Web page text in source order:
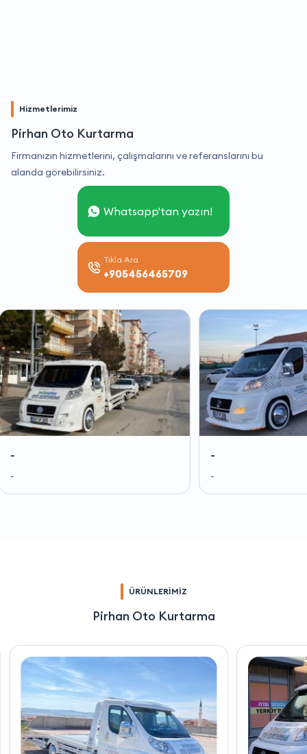
Hizmetlerimiz
Pirhan Oto Kurtarma
Firmanızın hizmetlerini, çalışmalarını ve referanslarını bu
alanda görebilirsiniz.
Whatsapp'tan yazın!
Tıkla Ara
+905456465709
ÜRÜNLERİMİZ
Pirhan Oto Kurtarma